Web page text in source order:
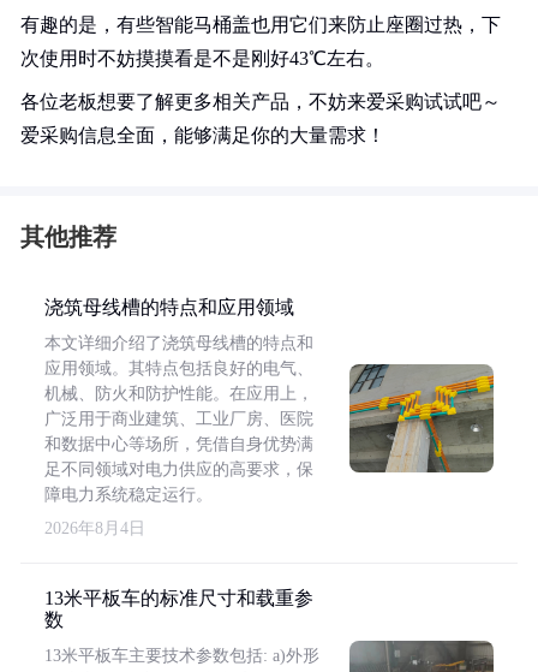
有趣的是，有些智能马桶盖也用它们来防止座圈过热，下
次使用时不妨摸摸看是不是刚好43℃左右。
各位老板想要了解更多相关产品，不妨来爱采购试试吧～
爱采购信息全面，能够满足你的大量需求！
其他推荐
浇筑母线槽的特点和应用领域
本文详细介绍了浇筑母线槽的特点和
应用领域。其特点包括良好的电气、
机械、防火和防护性能。在应用上，
广泛用于商业建筑、工业厂房、医院
和数据中心等场所，凭借自身优势满
足不同领域对电力供应的高要求，保
障电力系统稳定运行。
2026年8月4日
13米平板车的标准尺寸和载重参
数
13米平板车主要技术参数包括: a)外形